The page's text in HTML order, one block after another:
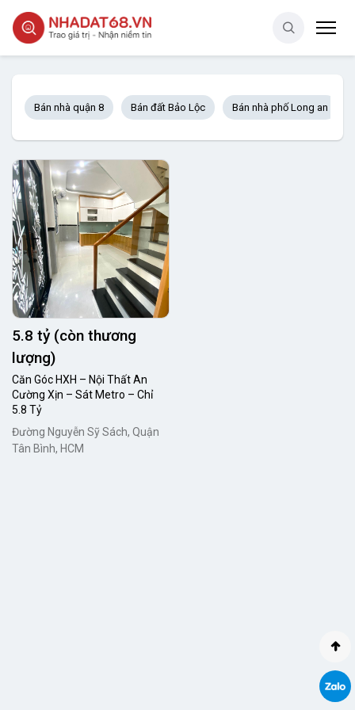
Bán nhà quận 8 Bán đất Bảo Lộc Bán nhà phố Long an
5.8 tỷ (còn thương
lượng)
Căn Góc HXH – Nội Thất An
Cường Xịn – Sát Metro – Chỉ
5.8 Tỷ
Đường Nguyễn Sỹ Sách, Quận
Tân Bình, HCM